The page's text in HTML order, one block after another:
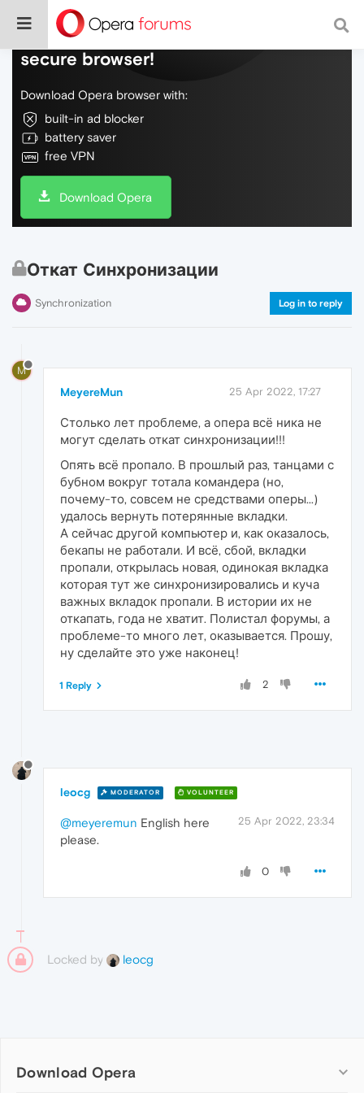
Do more on the web, with a fast and
secure browser!
Download Opera browser with:
built-in ad blocker
battery saver
free VPN
Download Opera
Откат Синхронизации
Synchronization Log in to reply
M
MeyereMun 25 Apr 2022, 17:27
Столько лет проблеме, а опера всё ника не
могут сделать откат синхронизации!!!
Опять всё пропало. В прошлый раз, танцами с
бубном вокруг тотала командера (но,
почему-то, совсем не средствами оперы...)
удалось вернуть потерянные вкладки.
А сейчас другой компьютер и, как оказалось,
бекапы не работали. И всё, сбой, вкладки
пропали, открылась новая, одинокая вкладка
которая тут же синхронизировались и куча
важных вкладок пропали. В истории их не
откапать, года не хватит. Полистал форумы, а
проблеме-то много лет, оказывается. Прошу,
ну сделайте это уже наконец!
2
1 Reply
leocg MODERATOR VOLUNTEER
25 Apr 2022, 23:34
@meyeremun English here
please.
0
Locked by leocg
Download Opera